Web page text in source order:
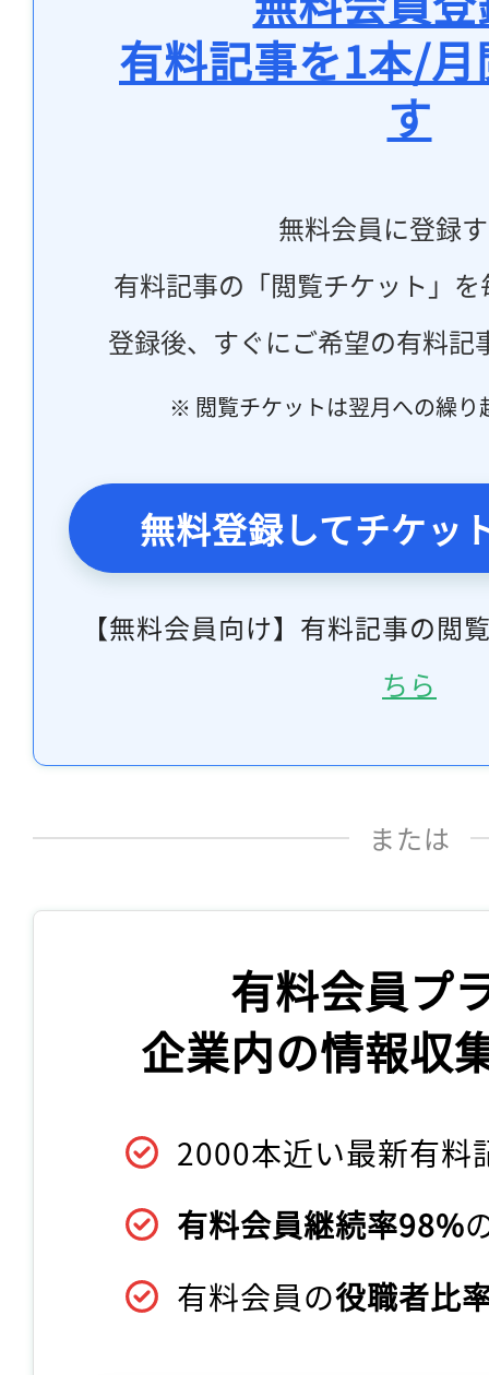
有料記事を1本/
す
無料会員に登録
有料記事の「閲覧チケット」
登録後、すぐにご希望の有料記
※ 閲覧チケットは翌月への繰り
無料登録してチケッ
【無料会員向け】有料記事の閲
ちら
または
有料会員プ
企業内の情報収
2000本近い最新有料
有料会員継続率98%
有料会員の役職者比